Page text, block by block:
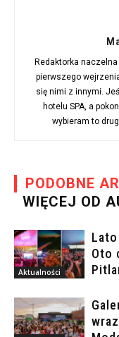
Redaktorka naczelna
pierwszego
się nimi z innymi.
hotelu SPA, a
wybieram to
PODOBNE
WIĘCEJ OD
Aktualności
Oto